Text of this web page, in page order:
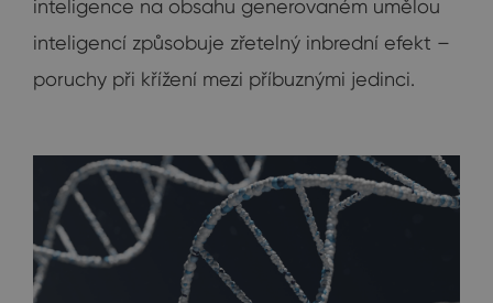
inteligence na obsahu generovaném umělou
inteligencí způsobuje zřetelný inbrední efekt –
poruchy při křížení mezi příbuznými jedinci.